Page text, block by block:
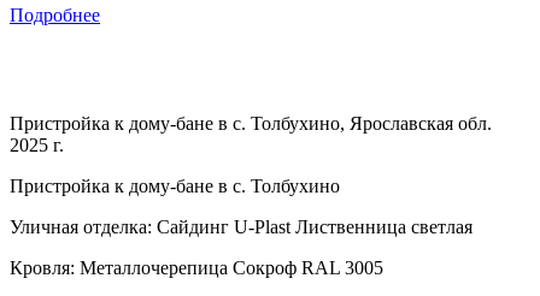
Подробнее
Пристройка к дому-бане в с. Толбухино, Ярославская обл.
2025 г.
Пристройка к дому-бане в с. Толбухино
Уличная отделка: Сайдинг U-Plast Лиственница светлая
Кровля: Металлочерепица Сокроф RAL 3005